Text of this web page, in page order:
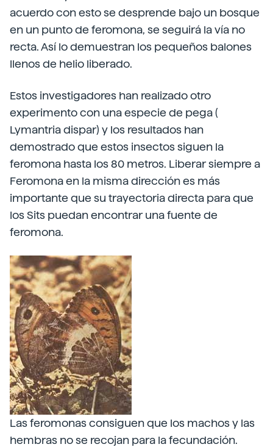
acuerdo con esto se desprende bajo un bosque
en un punto de feromona, se seguirá la vía no
recta. Así lo demuestran los pequeños balones
llenos de helio liberado.
Estos investigadores han realizado otro
experimento con una especie de pega (
Lymantria dispar) y los resultados han
demostrado que estos insectos siguen la
feromona hasta los 80 metros. Liberar siempre a
Feromona en la misma dirección es más
importante que su trayectoria directa para que
los Sits puedan encontrar una fuente de
feromona.
Las feromonas consiguen que los machos y las
hembras no se recojan para la fecundación.